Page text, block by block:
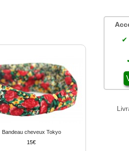
Bandeau cheveux Tokyo
15